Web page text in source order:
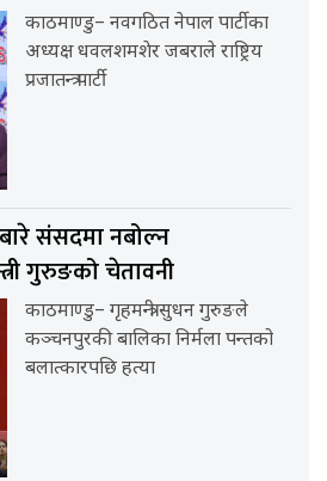
काठमाण्डु– नवगठित नेपाल पार्टीका
अध्यक्ष धवलशमशेर जबराले राष्ट्रिय
प्रजातन्त्र पार्टी
संसदमा नबोल्न
गुरुङको चेतावनी
काठमाण्डु– गृहमन्त्री सुधन गुरुङले
कञ्चनपुरकी बालिका निर्मला पन्तको
बलात्कारपछि हत्या